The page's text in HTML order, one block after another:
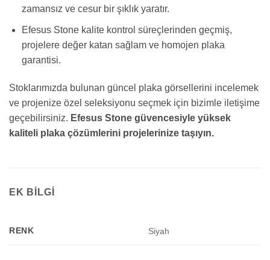
zamansız ve cesur bir şıklık yaratır.
Efesus Stone kalite kontrol süreçlerinden geçmiş,
projelere değer katan sağlam ve homojen plaka
garantisi.
Stoklarımızda bulunan güncel plaka görsellerini incelemek
ve projenize özel seleksiyonu seçmek için bizimle iletişime
geçebilirsiniz. Efesus Stone güvencesiyle yüksek
kaliteli plaka çözümlerini projelerinize taşıyın.
EK BILGI
RENK Siyah